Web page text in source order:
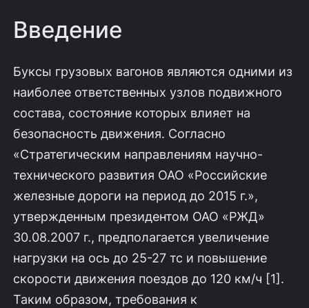
Введение
Буксы грузовых вагонов являются одними из
наиболее ответственных узлов подвижного
состава, состояние которых влияет на
безопасность движения. Согласно
«Стратегическим направлениям научно-
технического развития ОАО «Российские
железные дороги на период до 2015 г.»,
утвержденным президентом ОАО «РЖД»
30.08.2007 г., предполагается увеличение
нагрузки на ось до 25-27 тс и повышение
скорости движения поездов до 120 км/ч [1].
Таким образом, требования к